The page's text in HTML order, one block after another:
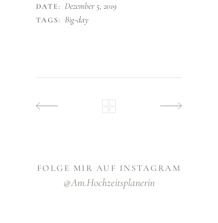
DATE: Dezember 5, 2019
TAGS: Big-day
FOLGE MIR AUF INSTAGRAM
@am.hochzeitsplanerin